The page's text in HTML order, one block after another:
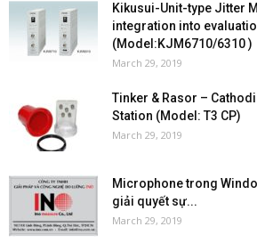
Kikusui-Unit-type Jitter
integration into
(Model:KJM6710/6310 )
March 29, 2019
Tinker & Rasor –
Station (Model: T3 CP)
March 29, 2019
Microphone trong
giải quyết sự...
March 29, 2019